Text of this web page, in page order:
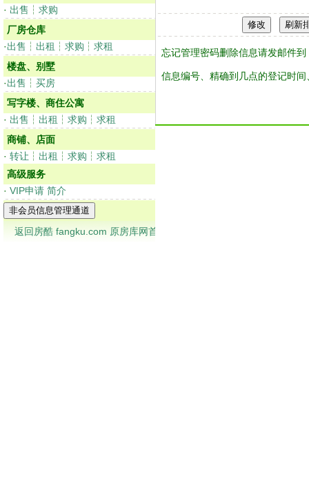
· 出售 ┆ 求购
厂房仓库
·出售 ┆ 出租 ┆ 求购 ┆ 求租
楼盘、别墅
·出售 ┆ 买房
写字楼、商住公寓
· 出售 ┆ 出租 ┆ 求购 ┆ 求租
商铺、店面
· 转让 ┆ 出租 ┆ 求购 ┆ 求租
高级服务
· VIP申请 简介
返回房酷 fangku.com 原房库网首页
忘记管理密码删除信息请发邮件
信息编号、精确到几点的登记时